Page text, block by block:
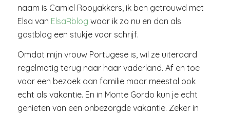
naam is Camiel Rooyakkers, ik ben getrouwd met
Elsa van ElsaRblog waar ik zo nu en dan als
gastblog een stukje voor schrijf.
Omdat mijn vrouw Portugese is, wil ze uiteraard
regelmatig terug naar haar vaderland. Af en toe
voor een bezoek aan familie maar meestal ook
echt als vakantie. En in Monte Gordo kun je echt
genieten van een onbezorgde vakantie. Zeker in